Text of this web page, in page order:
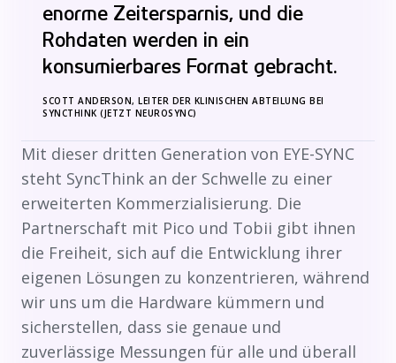
enorme Zeitersparnis, und die
Rohdaten werden in ein
konsumierbares Format gebracht.
SCOTT ANDERSON, LEITER DER KLINISCHEN ABTEILUNG BEI
SYNCTHINK (JETZT NEUROSYNC)
Mit dieser dritten Generation von EYE-SYNC
steht SyncThink an der Schwelle zu einer
erweiterten Kommerzialisierung. Die
Partnerschaft mit Pico und Tobii gibt ihnen
die Freiheit, sich auf die Entwicklung ihrer
eigenen Lösungen zu konzentrieren, während
wir uns um die Hardware kümmern und
sicherstellen, dass sie genaue und
zuverlässige Messungen für alle und überall